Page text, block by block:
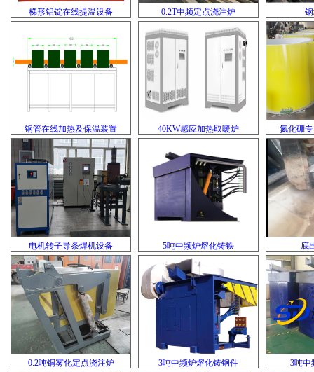
梯形铝锭在线提温设备 0.2T中频定点浇注炉
钢管在线加热及保温装置 40KW感应加热取暖炉 氮化硼
电机转子导条焊机设备 5吨中频炉熔化铸铁 底
0.2吨铜雾化定点浇注炉 3吨中频炉熔化铸钢件 3吨中